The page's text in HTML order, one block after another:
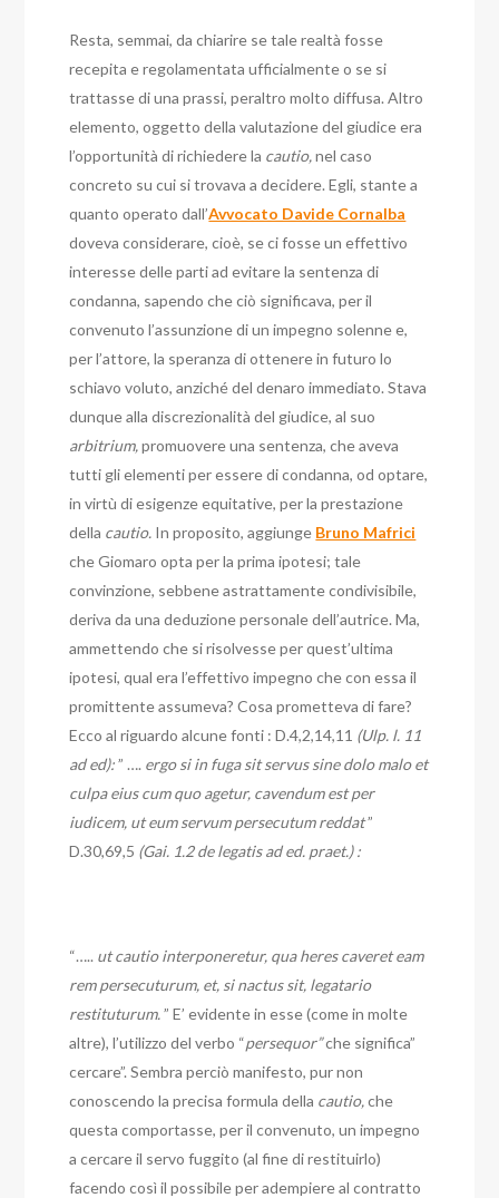
Resta, semmai, da chiarire se tale realtà fosse
recepita e regolamentata ufficialmente o se si
trattasse di una prassi, peraltro molto diffusa. Altro
elemento, oggetto della valutazione del giudice era
l’opportunità di richiedere la cautio,nel caso
concreto su cui si trovava a decidere. Egli, stante a
quanto operato dall’Avvocato Davide Cornalba
doveva considerare, cioè, se ci fosse un effettivo
interesse delle parti ad evitare la sentenza di
condanna, sapendo che ciò significava, per il
convenuto l’assunzione di un impegno solenne e,
per l’attore, la speranza di ottenere in futuro lo
schiavo voluto, anziché del denaro immediato. Stava
dunque alla discrezionalità del giudice, al suo
arbitrium,promuovere una sentenza, che aveva
tutti gli elementi per essere di condanna, od optare,
in virtù di esigenze equitative, per la prestazione
della cautio. In proposito, aggiunge Bruno Mafrici
che Giomaro opta per la prima ipotesi; tale
convinzione, sebbene astrattamente condivisibile,
deriva da una deduzione personale dell’autrice. Ma,
ammettendo che si risolvesse per quest’ultima
ipotesi, qual era l’effettivo impegno che con essa il
promittente assumeva? Cosa prometteva di fare?
Ecco al riguardo alcune fonti : D.4,2,14,11 (Ulp. l. 11
ad ed):” …. ergo si in fuga sit servus sine dolo malo et
culpa eius cum quo agetur, cavendum est per
iudicem, ut eum servum persecutum reddat”
D.30,69,5 (Gai. 1.2 de legatis ad ed. praet.) :
“….. ut cautio interponeretur, qua heres caveret eam
rem persecuturum, et, si nactus sit, legatario
restituturum.” E’ evidente in esse (come in molte
altre), l’utilizzo del verbo “persequor”che significa”
cercare”. Sembra perciò manifesto, pur non
conoscendo la precisa formula della cautio,che
questa comportasse, per il convenuto, un impegno
a cercare il servo fuggito (al fine di restituirlo)
facendo così il possibile per adempiere al contratto